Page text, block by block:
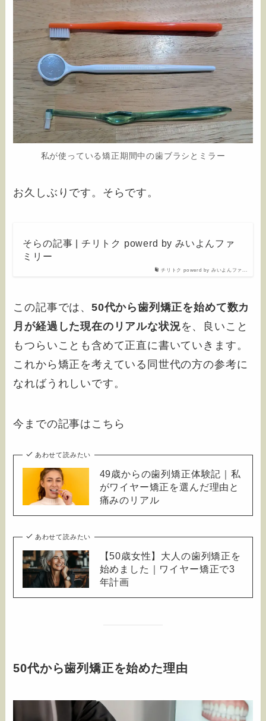
私が使っている矯正期間中の歯ブラシとミラー
お久しぶりです。そらです。
チリトク powerd by みいよんファ...
そらの記事 | チリトク powerd by みいよんファ
ミリー
この記事では、50代から歯列矯正を始めて数カ
月が経過した現在のリアルな状況を、良いこと
もつらいことも含めて正直に書いていきます。
これから矯正を考えている同世代の方の参考に
なればうれしいです。
今までの記事はこちら
あわせて読みたい
49歳からの歯列矯正体験記｜私
がワイヤー矯正を選んだ理由と
痛みのリアル
あわせて読みたい
【50歳女性】大人の歯列矯正を
始めました｜ワイヤー矯正で3
年計画
50代から歯列矯正を始めた理由